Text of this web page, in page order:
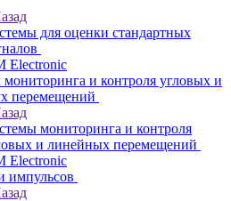
для оценки стандартных
Electronic
и контроля угловых и
перемещений
мониторинга и контроля
и линейных перемещений
Electronic
импульсов